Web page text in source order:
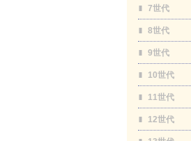
7世代
8世代
9世代
10世代
11世代
12世代